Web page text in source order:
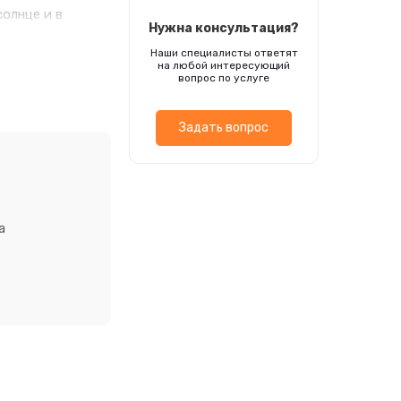
и в
появляются
Нужна консультация?
Наши специалисты ответят
на любой интересующий
вопрос по услуге
Задать вопрос